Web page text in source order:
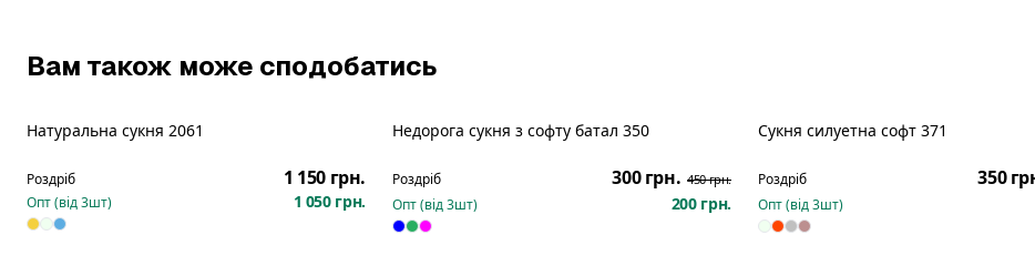
Вам також може сподобатись
Новинка
Натуральна сукня 2061
Роздріб 1 150 грн.
Опт (від3шт) 1 050 грн.
Недорога сукня з софту батал 350
Роздріб 300 грн. 450 грн.
Опт (від3шт) 200 грн.
Сукня силуетна софт 371
Роздріб 350
Опт (від3шт)